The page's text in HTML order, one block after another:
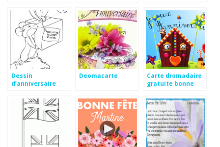
Dessin
d’anniversaire
Deomacarte
Carte dromadaire
gratuite bonne